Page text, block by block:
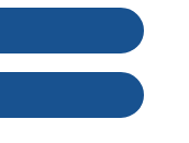
à l’entrée
un espace